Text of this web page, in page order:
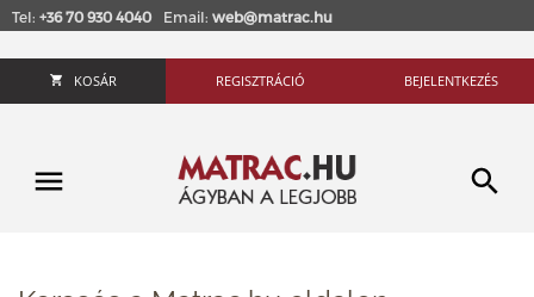
Tel: +36 70 930 4040 Email: web@matrac.hu
KOSÁR REGISZTRÁCIÓ BEJELENTKEZÉS